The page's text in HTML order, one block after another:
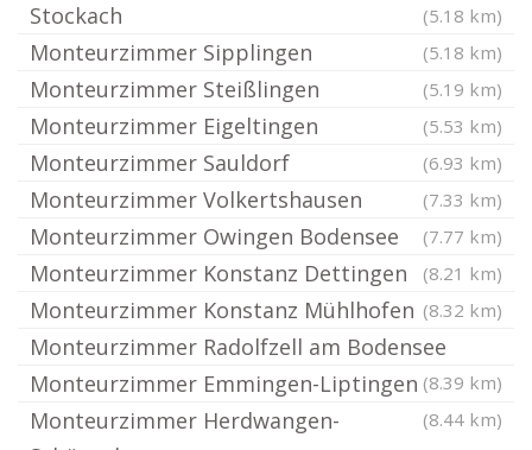
Stockach
(5.18 km)
Monteurzimmer Sipplingen (5.18 km)
Monteurzimmer Steißlingen (5.19 km)
Monteurzimmer Eigeltingen (5.53 km)
Monteurzimmer Sauldorf (6.93 km)
Monteurzimmer Volkertshausen (7.33 km)
Monteurzimmer Owingen Bodensee (7.77 km)
Monteurzimmer Konstanz Dettingen (8.21 km)
Monteurzimmer Konstanz Mühlhofen (8.32 km)
Monteurzimmer Radolfzell am Bodensee
(8.39 km)
Monteurzimmer Emmingen-Liptingen
(8.44 km)
Monteurzimmer Herdwangen-